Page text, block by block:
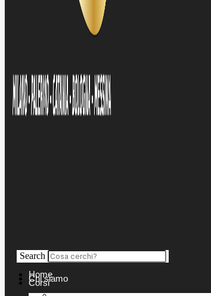
Search
Home
Chi siamo
Corsi